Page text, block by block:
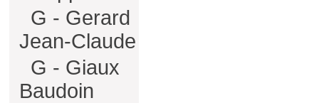
G - Gerard
Jean-Claude
G - Giaux
Baudoin